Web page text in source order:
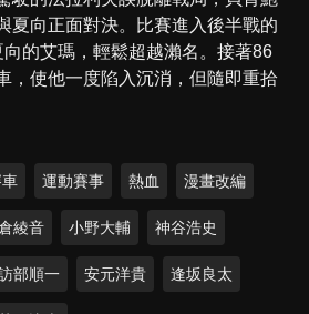
夏向正面對決。比賽進入後半戰的
的艾瑪，輕鬆超越瀨名。接著86
，使他一度陷入沉消，但隨即重拾
運動賽事 熱血 漫畫改編
綾音 小野大輔 神谷浩史
部順一 安元洋貴 逢坂良太